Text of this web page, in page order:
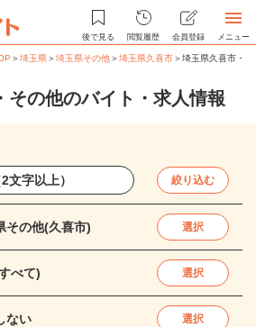
後で見る 閲覧履歴 会員登録 メニュー
＞埼玉県＞埼玉県その他＞埼玉県久喜市＞埼玉県久喜市・
その他のバイト・求人情報
絞り込む
その他(久喜市) 選択
べて) 選択
ない 選択